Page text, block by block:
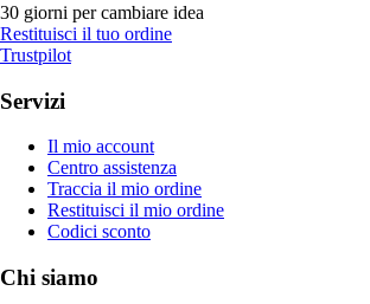
30 giorni per cambiare idea
Restituisci il tuo ordine
Trustpilot
Servizi
Il mio account
Centro assistenza
Traccia il mio ordine
Restituisci il mio ordine
Codici sconto
Chi siamo